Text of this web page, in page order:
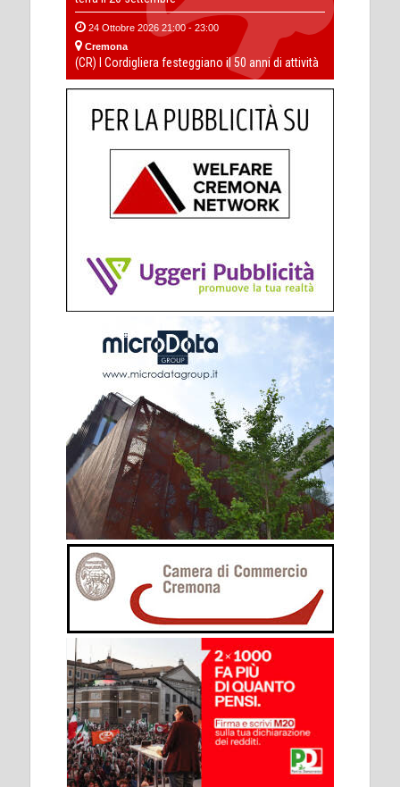
24 Ottobre 2026 21:00 - 23:00
Cremona
(CR) I Cordigliera festeggiano il 50 anni di attività